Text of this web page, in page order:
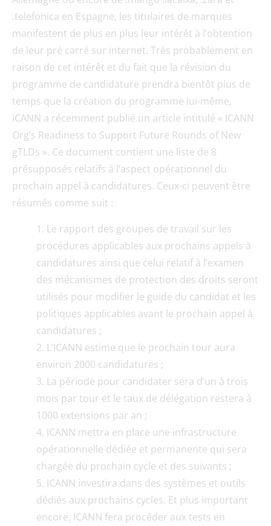
.telefonica en Espagne, les titulaires de marques
manifestent de plus en plus leur intérêt à l’obtention
de leur pré carré sur internet. Très probablement en
raison de cet intérêt et du fait que la révision du
programme de candidature prendra bientôt plus de
temps que la création du programme lui-même,
ICANN a récemment publié un article intitulé « ICANN
Org’s Readiness to Support Future Rounds of New
gTLDs ». Ce document contient une liste de 8
présupposés relatifs à l’aspect opérationnel du
prochain appel à candidatures. Ceux-ci peuvent être
résumés comme suit :
Le rapport des groupes de travail sur les
procédures applicables aux prochains appels à
candidatures ainsi que celui relatif à l’examen
des mécanismes de protection des droits seront
utilisés pour modifier le guide du candidat et les
politiques applicables avant le prochain appel à
candidatures ;
L’ICANN estime que le prochain tour aura
environ 2000 candidatures ;
La période pour candidater sera d’un à trois
mois par tour et le taux de délégation restera à
1000 extensions par an ;
ICANN mettra en place une infrastructure
opérationnelle dédiée et permanente qui sera
chargée du prochain cycle et des suivants ;
ICANN investira dans des systèmes et outils
dédiés aux prochains cycles. Et plus important
encore, ICANN fera procéder aux tests en